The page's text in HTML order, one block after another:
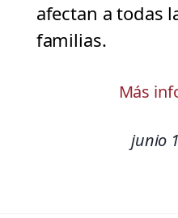
afectan a todas
familias.
Más
junio